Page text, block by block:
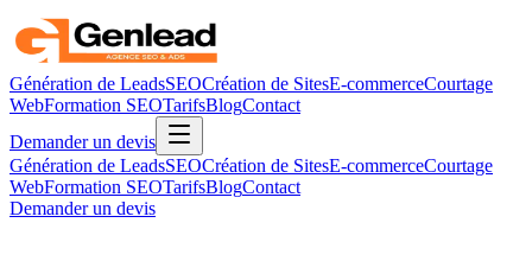
Génération de LeadsSEOCréation de SitesE-commerceCourtage
WebFormation SEOTarifsBlogContact
Demander un devis
Génération de LeadsSEOCréation de SitesE-commerceCourtage
WebFormation SEOTarifsBlogContact
Demander un devis